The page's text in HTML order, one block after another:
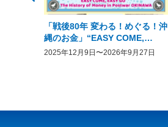
「戦後80年 変わる！めぐる！沖
縄のお金」“EASY COME,
EASY GO － The History of
2025年12月9日〜2026年9月27日